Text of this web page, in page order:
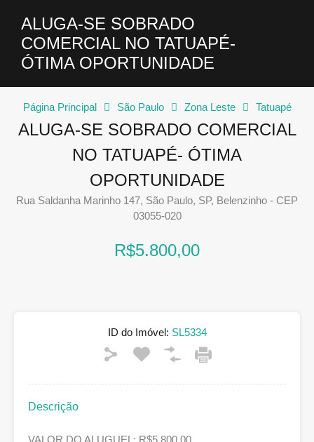
ALUGA-SE SOBRADO
COMERCIAL NO TATUAPÉ-
ÓTIMA OPORTUNIDADE
Página Principal São Paulo Zona Leste Tatuapé
ALUGA-SE SOBRADO COMERCIAL
NO TATUAPÉ- ÓTIMA
OPORTUNIDADE
Rua Saldanha Marinho 147, São Paulo, SP, Belenzinho - CEP
03055-020
R$5.800,00
ID do Imóvel: SL5334
Descrição
VALOR DO ALUGUEL: R$5.800,00